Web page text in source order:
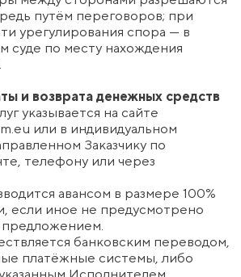
от ответственности за
обязательств
если такое неисполнение
мажора).
действия, массовые
акты, перебои в
и энергетических
органов,
а также иные
вне разумного
создалась невозможность
вследствие форс-
другую Сторону в
дней с момента
форс-мажора срок
Сторон продлевается на
обстоятельств.